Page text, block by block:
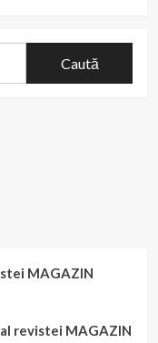
MAGAZIN
revistei MAGAZIN